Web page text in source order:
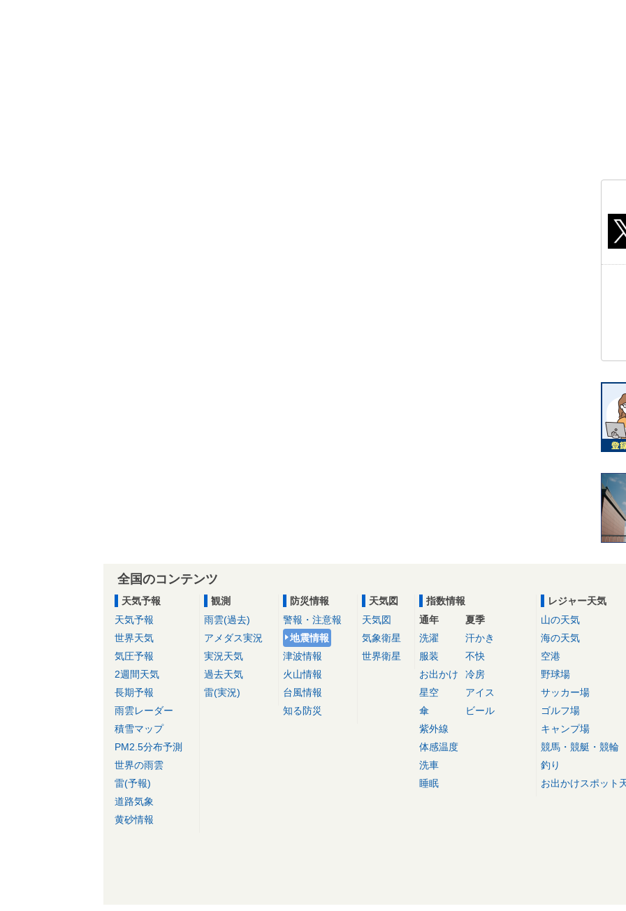
全国のコンテンツ
天気予報
天気予報
世界天気
気圧予報
2週間天気
長期予報
雨雲レーダー
積雪マップ
PM2.5分布予測
世界の雨雲
雷(予報)
道路気象
黄砂情報
観測
雨雲(過去)
アメダス実況
実況天気
過去天気
雷(実況)
防災情報
警報・注意報
地震情報
津波情報
火山情報
台風情報
知る防災
天気図
天気図
気象衛星
世界衛星
指数情報
通年
洗濯
服装
お出かけ
星空
傘
紫外線
体感温度
洗車
睡眠
夏季
汗かき
不快
冷房
アイス
ビール
レジャー天気
山の天気
海の天気
空港
野球場
サッカー場
ゴルフ場
キャンプ場
競馬・競艇・競輪
釣り
お出かけスポット